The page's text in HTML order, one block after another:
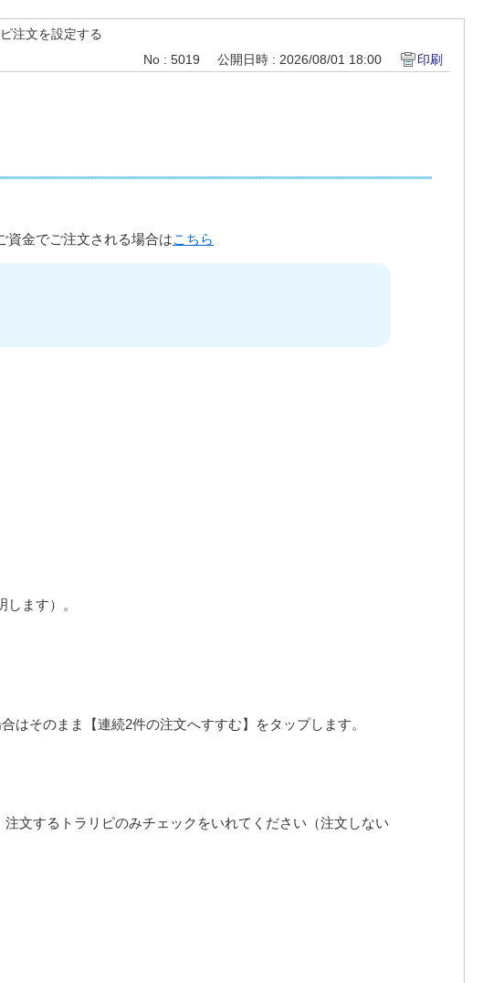
注文を設定する
No : 5019 公開日時 : 2026/08/01 18:00 印刷
資金でご注文される場合はこちら
ます）。
はそのまま【連続2件の注文へすすむ】をタップします。
文するトラリピのみチェックをいれてください（注文しない